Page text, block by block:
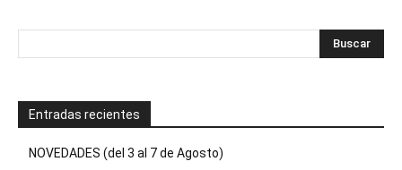
Entradas recientes
NOVEDADES (del 3 al 7 de Agosto)